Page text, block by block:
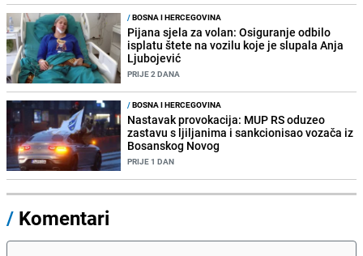
/BOSNA I HERCEGOVINA
Pijana sjela za volan: Osiguranje odbilo
isplatu štete na vozilu koje je slupala Anja
Ljubojević
PRIJE 2 DANA
/BOSNA I HERCEGOVINA
Nastavak provokacija: MUP RS oduzeo
zastavu s ljiljanima i sankcionisao vozača iz
Bosanskog Novog
PRIJE 1 DAN
/ Komentari